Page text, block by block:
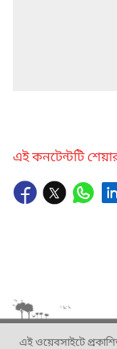
এই কনটেন্টটি
এই ওয়েবসাইটে